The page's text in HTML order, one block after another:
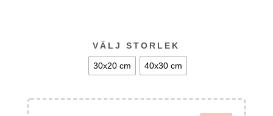
VÄLJ STORLEK
30x20 cm 40x30 cm